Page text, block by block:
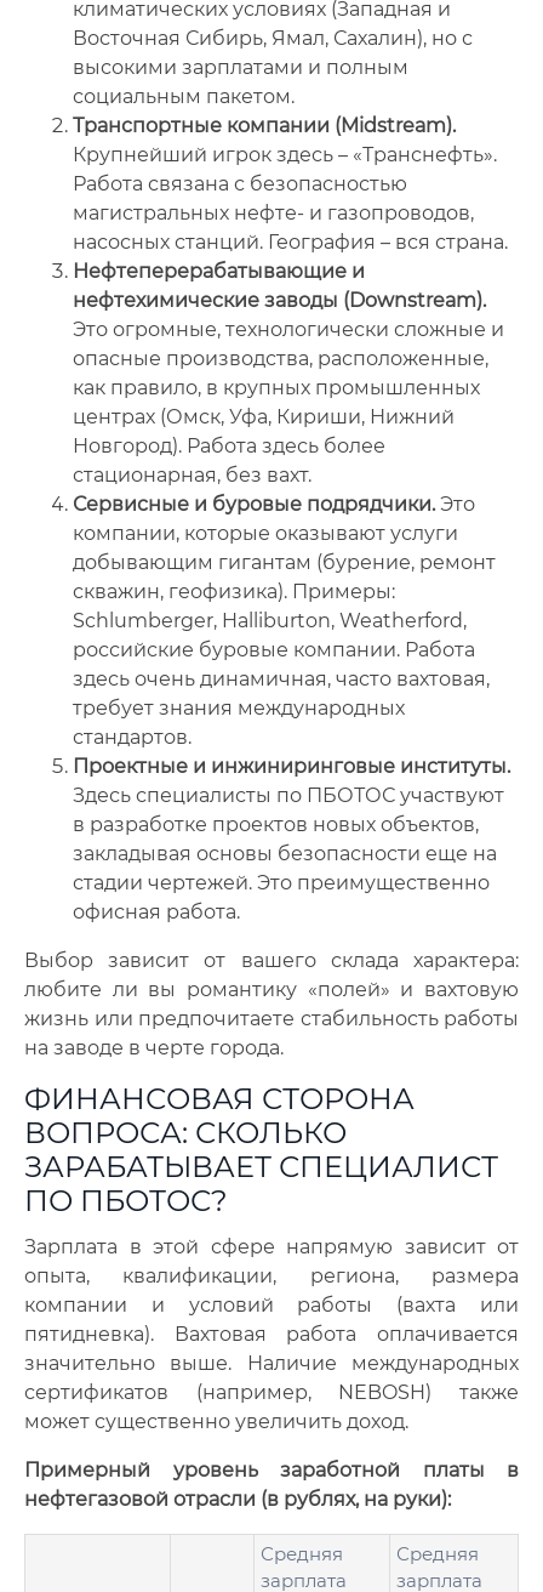
климатических условиях (Западная и
Восточная Сибирь, Ямал, Сахалин), но с
высокими зарплатами и полным
социальным пакетом.
Транспортные компании (Midstream).
Крупнейший игрок здесь – «Транснефть».
Работа связана с безопасностью
магистральных нефте- и газопроводов,
насосных станций. География – вся страна.
Нефтеперерабатывающие и
нефтехимические заводы (Downstream).
Это огромные, технологически сложные и
опасные производства, расположенные,
как правило, в крупных промышленных
центрах (Омск, Уфа, Кириши, Нижний
Новгород). Работа здесь более
стационарная, без вахт.
Сервисные и буровые подрядчики.Это
компании, которые оказывают услуги
добывающим гигантам (бурение, ремонт
скважин, геофизика). Примеры:
Schlumberger, Halliburton, Weatherford,
российские буровые компании. Работа
здесь очень динамичная, часто вахтовая,
требует знания международных
стандартов.
Проектные и инжиниринговые институты.
Здесь специалисты по ПБОТОС участвуют
в разработке проектов новых объектов,
закладывая основы безопасности еще на
стадии чертежей. Это преимущественно
офисная работа.
Выбор зависит от вашего склада характера:
любите ли вы романтику «полей» и вахтовую
жизнь или предпочитаете стабильность работы
на заводе в черте города.
ФИНАНСОВАЯ СТОРОНА
ВОПРОСА: СКОЛЬКО
ЗАРАБАТЫВАЕТ СПЕЦИАЛИСТ
ПО ПБОТОС?
Зарплата в этой сфере напрямую зависит от
опыта, квалификации, региона, размера
компании и условий работы (вахта или
пятидневка). Вахтовая работа оплачивается
значительно выше. Наличие международных
сертификатов (например, NEBOSH) также
может существенно увеличить доход.
Примерный уровень заработной платы в
нефтегазовой отрасли (в рублях, на руки):
Средняя
зарплата
Средняя
зарплата